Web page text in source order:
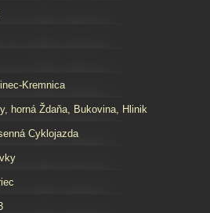
Kremnica
horná Ždaňa, Bukovina, Hlinik
Cyklojazda